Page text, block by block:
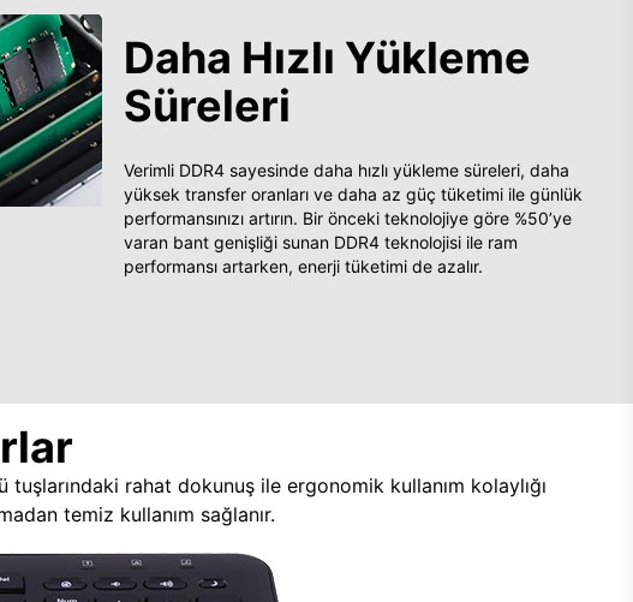
Daha Hızlı Yükleme
Süreleri
Verimli DDR4 sayesinde daha hızlı yükleme süreleri, daha
yüksek transfer oranları ve daha az güç tüketimi ile günlük
performansınızı artırın. Bir önceki teknolojiye göre %50’ye
varan bant genişliği sunan DDR4 teknolojisi ile ram
performansı artarken, enerji tüketimi de azalır.
rahat dokunuş ile ergonomik kullanım kolaylığı
temiz kullanım sağlanır.